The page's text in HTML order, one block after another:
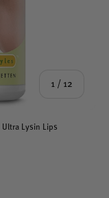
1 / von
12
Ultra Lysin Lips